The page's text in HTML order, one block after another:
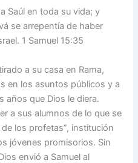
Saúl en toda su vida; y
se arrepentía de haber
1 Samuel 15:35
a su casa en Rama,
en los asuntos públicos y a
años que Dios le diera.
a sus alumnos de lo que se
los profetas”, institución
jóvenes promisorios. Sin
envió a Samuel al